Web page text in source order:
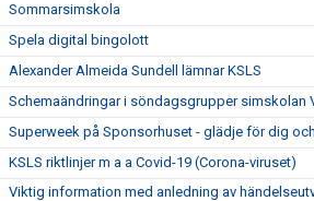
Sommarsimskola
Spela digital bingolott
Alexander Almeida Sundell lämnar KSLS
Schemaändringar i söndagsgrupper simskolan
Superweek på Sponsorhuset - glädje för dig
KSLS riktlinjer m a a Covid-19 (Corona-viruset)
Viktig information med anledning av